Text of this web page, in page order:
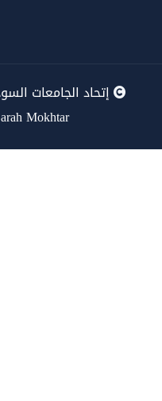
إتحاد الجامعات
Mokhtar